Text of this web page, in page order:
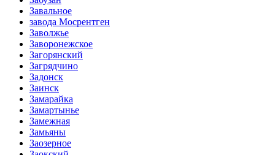
Завальное
завода Мосрентген
Заволжье
Заворонежское
Загорянский
Загрядчино
Задонск
Заинск
Замарайка
Замартынье
Замежная
Замьяны
Заозерное